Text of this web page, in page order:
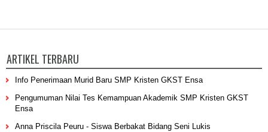
ARTIKEL TERBARU
Info Penerimaan Murid Baru SMP Kristen GKST Ensa
Pengumuman Nilai Tes Kemampuan Akademik SMP Kristen GKST
Ensa
Anna Priscila Peuru - Siswa Berbakat Bidang Seni Lukis